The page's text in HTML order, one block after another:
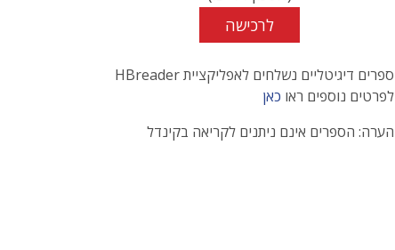
לרכישה
ספרים דיגיטליים נשלחים לאפליקציית HBreader
לפרטים נוספים ראו כאן
הערה: הספרים אינם ניתנים לקריאה בקינדל